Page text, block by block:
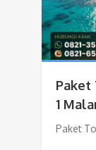
Paket
1
Paket